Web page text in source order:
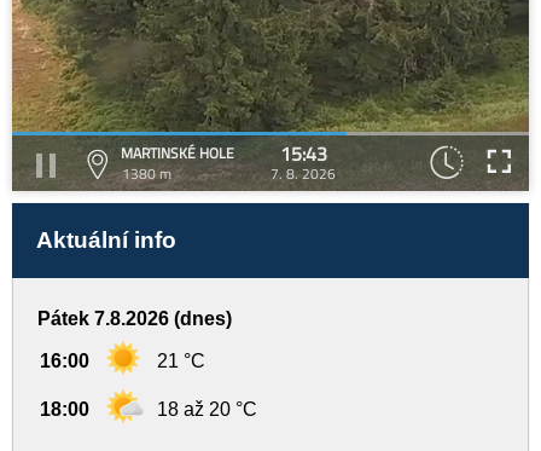
MARTINSKÉ HOLE
1380 m
15:43
7. 8. 2026
Aktuální info
Pátek 7.8.2026 (dnes)
16:00 21 °C
18:00 18 až 20 °C